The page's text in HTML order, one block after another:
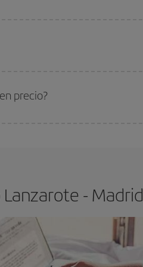
precio?
- Madrid